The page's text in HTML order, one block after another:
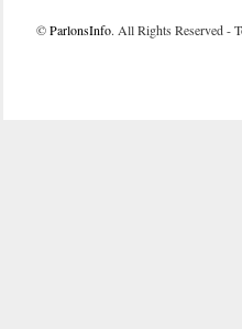
©ParlonsInfo. All Rights Reserved -